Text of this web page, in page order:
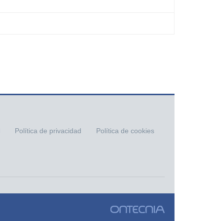
Política de privacidad Política de cookies